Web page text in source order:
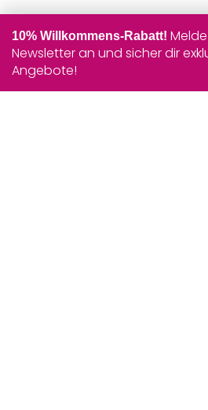
10% Willkommens-Rabatt!
Newsletter an und sicher dir
Angebote!